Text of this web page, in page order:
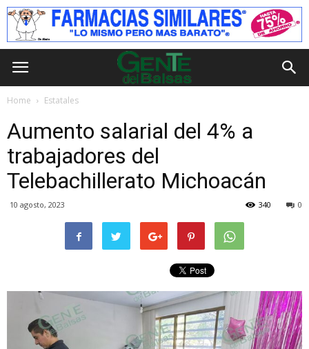
Home Estatales
Aumento salarial del 4% a
trabajadores del
Telebachillerato Michoacán
10 agosto, 2023 0
340